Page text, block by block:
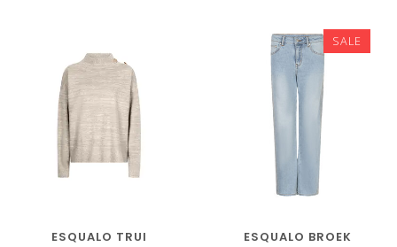
ESQUALO TRUI
SALE
ESQUALO BROEK